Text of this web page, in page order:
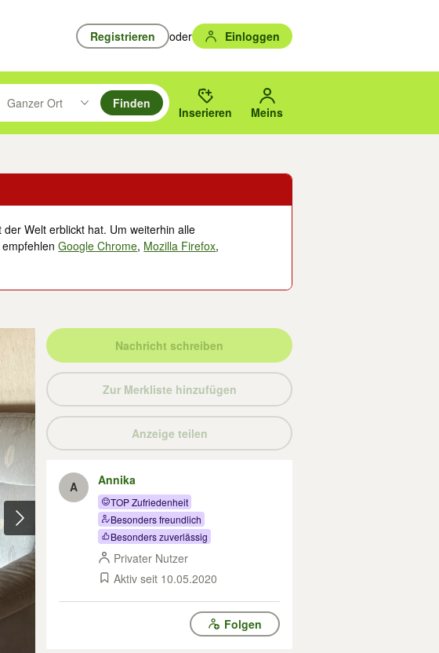
Registrieren oder Einloggen
oben/unten durchsuchen und mit Eingabetaste auswählen.
drücken um zu suchen, oder Vorschläge mit den Pfeiltasten nach oben/
Ganzer Ort
Suche im Umkreis des gewählten Orts oder PLZ.
Finden
Inserieren Meins
Welt erblickt hat. Um weiterhin alle
empfehlenGoogle Chrome, Mozilla Firefox,
Nachricht schreiben
Zur Merkliste hinzufügen
Anzeige teilen
A Annika
TOP Zufriedenheit
Besonders freundlich
Besonders zuverlässig
Privater Nutzer
Aktiv seit 10.05.2020
Folgen